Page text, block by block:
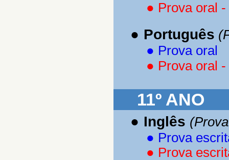
● Prova oral
● Português
● Prova oral
● Prova oral
11º ANO
● Inglês
● Prova
● Prova